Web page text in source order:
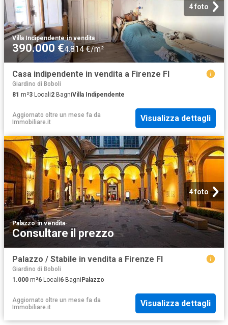
4 foto
Villa Indipendente·in vendita
390.000 €4.814 €/m²
Casa indipendente in vendita a Firenze FI
Giardino di Boboli
81 m²3 Locali2 BagniVilla Indipendente
Aggiornato oltre un mese fa da
Immobiliare.it
Visualizza dettagli
4 foto
Palazzo·in vendita
Consultare il prezzo
Palazzo / Stabile in vendita a Firenze FI
Giardino di Boboli
1.000 m²6 Locali6 BagniPalazzo
Aggiornato oltre un mese fa da
Immobiliare.it
Visualizza dettagli